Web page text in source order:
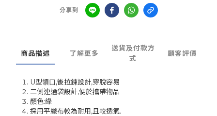
分享到
商品描述 了解更多
送貨及付款方
式
顧客評價
U型領口,後拉鍊設計,穿脫容易
二側連通袋設計,便於攜帶物品
顏色:綠
採用平織布較為耐用,且較透氣.